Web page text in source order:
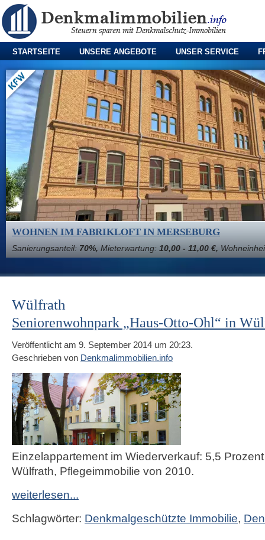
STARTSEITE UNSERE ANGEBOTE UNSER SERVICE
WOHNEN IM FABRIKLOFT IN MERSEBURG
Sanierungsanteil: 70%, Mieterwartung: 10,00 - 11,00 €,
Wülfrath
Seniorenwohnpark „Haus-Otto-Ohl“ in
Veröffentlicht am 9. September 2014 um 20:23.
Geschrieben von Denkmalimmobilien.info
Einzelappartement im Wiederverkauf: 5,5
Wülfrath, Pflegeimmobilie von 2010.
weiterlesen...
Schlagwörter: Denkmalgeschützte Immobilie,